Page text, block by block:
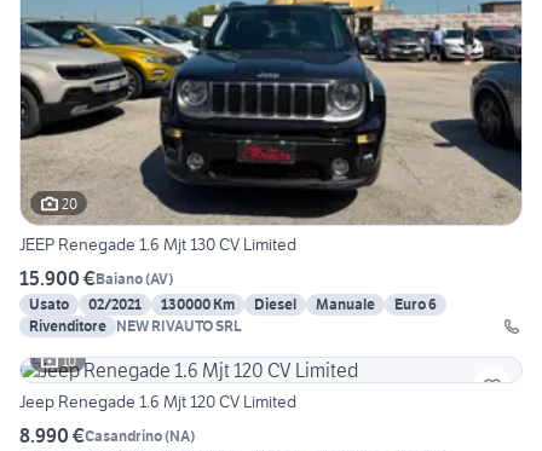
20
JEEP Renegade 1.6 Mjt 130 CV Limited
15.900 €Baiano(AV)
Usato
02/2021 130000 Km Diesel Manuale
Euro 6
Rivenditore NEW RIVAUTO SRL
10
Jeep Renegade 1.6 Mjt 120 CV Limited
8.990 €Casandrino(NA)